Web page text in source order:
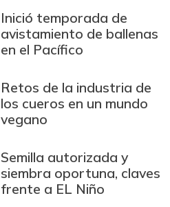
Inició temporada de
avistamiento de ballenas
en el Pacífico
Retos de la industria de
los cueros en un mundo
vegano
Semilla autorizada y
siembra oportuna, claves
frente a EL Niño